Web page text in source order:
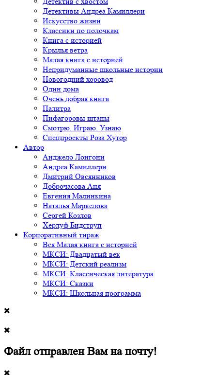
Детективы Андреа Камиллери
Искусство жизни
Классики по полочкам
Книга с историей
Крылья ветра
Малая книга с историей
Непридуманные школьные истории
Новогодний хоровод
Один дома
Очень добрая книга
Палитра
Пифагоровы штаны
Смотрю. Играю. Узнаю
Спецпроекты Роза Хутор
Автор
Анджело Лонгони
Андреа Камиллери
Дмитрий Овсянников
Доброчасова Аня
Евгения Малинкина
Наталья Маркелова
Сергей Козлов
Херлуф Бидструп
Корпоративный тираж
Вся Малая книга с историей
МКСИ: Двадцатый век
МКСИ: Детский реализм
МКСИ: Классическая литература
МКСИ: Сказки
МКСИ: Школьная программа
Файл отправлен Вам на почту!